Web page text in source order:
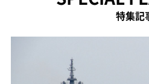
特集記